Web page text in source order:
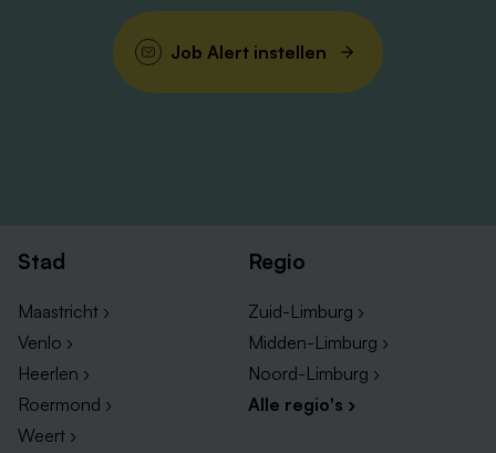
Een hart voor de zorg en vooral oog voor optimale
zorgkwaliteit.
Enthousiasme om vandaag nog te solliciteren door
Job Alert instellen
Stad
Maastricht ›
Venlo ›
Heerlen ›
Roermond ›
Weert ›
Regio
Zuid-Limburg ›
Midden-Limburg ›
Noord-Limburg ›
Alle regio's ›